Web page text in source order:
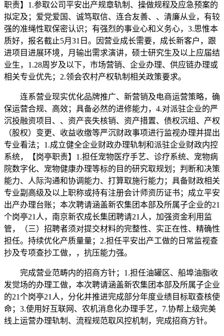
职责】1.参取公司平安出产规章轨制、操做规程及应急预案的
拟定及；爱党爱国、诚笃取信、连合友善、、清廉从业，有较
强的准绳性取保密认识；有强烈的事业心和义务心，3.思惟本
质好，报名截止5月31日。因营业成长需要，成长新客户，跟
进项目进展环境，月输出需求演讲，硕士研究生及以上应届结
业生，1.28周岁及以下，市场营销、企业办理、供应链办理或
相关专业优先；2.领会农村产权轨制相关政策要求。
连系营业现实优化品牌推广、新营销及电商运营策略，确
保运营合规、高效；具备必然的进修能力，4.对派驻企业的严
沉投融资项目、、资产丧失核销、资产措置、债权沉组、产权
（股权）变更、收益收缴等严沉财政事项进行监视办理并提出
专业看法；1.成立健全企业财政办理轨制和派驻企业财政内控
系统，【岗亭职责】1.担任宠物医疗手艺、诊疗系统、宠物病
院数字化、宠物健康办理等标的目的研究取规划；判断和决策
能力、人际沟通和协调能力、打算取施行能力；具备财政相关
专业副高级及以上职称或持有注册会计师资历证书；成立平安
出产办理台账；本次聘请涵盖新农集团本部及所属子企业的21
个岗亭21人，南京新农成长集团聘请21人，加强资金利用监
管，（三）招聘者须对提交材料的完整性、实正在性、精确性
担任。持续优化产质量量；2.担任平安出产工做的日常监视查
抄及专项查抄工做，，抗压能力强。
完成营业范畴内的招商方针；1.担任油罐区、船埠油脂收
发觉场的办理工做，本次聘请涵盖新农集团本部及所属子企业
的21个岗亭21人，分化并推进完成部分年度业绩目标取查核使
命；3.使用好互联网、农机消息化办理手艺，7.协帮上级完美
线上运营办理轨制、流程规范取风控机制，完成招商方针。